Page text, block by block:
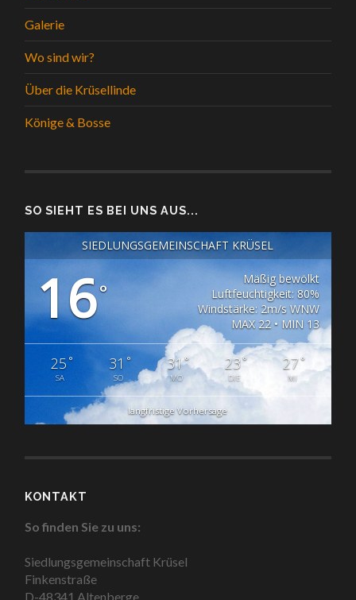
Galerie
Wo sind wir?
Über die Krüsellinde
Könige & Bosse
SO SIEHT ES BEI UNS AUS...
SIEDLUNGSGEMEINSCHAFT KRÜSEL
16°
Mäßig bewölkt
Luftfeuchtigkeit: 80%
Windstärke: 2m/s WNW
MAX 22 • MIN 13
25°
SA
31 °
SO
31°
MO
23°
DIE
27°
MI
langfristige Vorhersage
KONTAKT
So finden Sie zu uns:
Siedlungsgemeinschaft Krüsel
Finkenstraße
D-48341 Altenberge